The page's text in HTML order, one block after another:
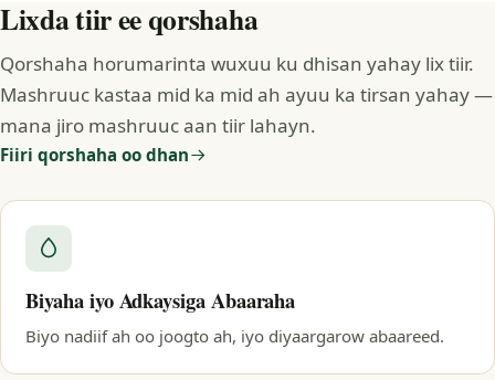
Lixda tiir ee qorshaha
Qorshaha horumarinta wuxuu ku dhisan yahay lix tiir.
Mashruuc kastaa mid ka mid ah ayuu ka tirsan yahay —
mana jiro mashruuc aan tiir lahayn.
Fiiri qorshaha oo dhan
Biyaha iyo Adkaysiga Abaaraha
Biyo nadiif ah oo joogto ah, iyo diyaargarow abaareed.